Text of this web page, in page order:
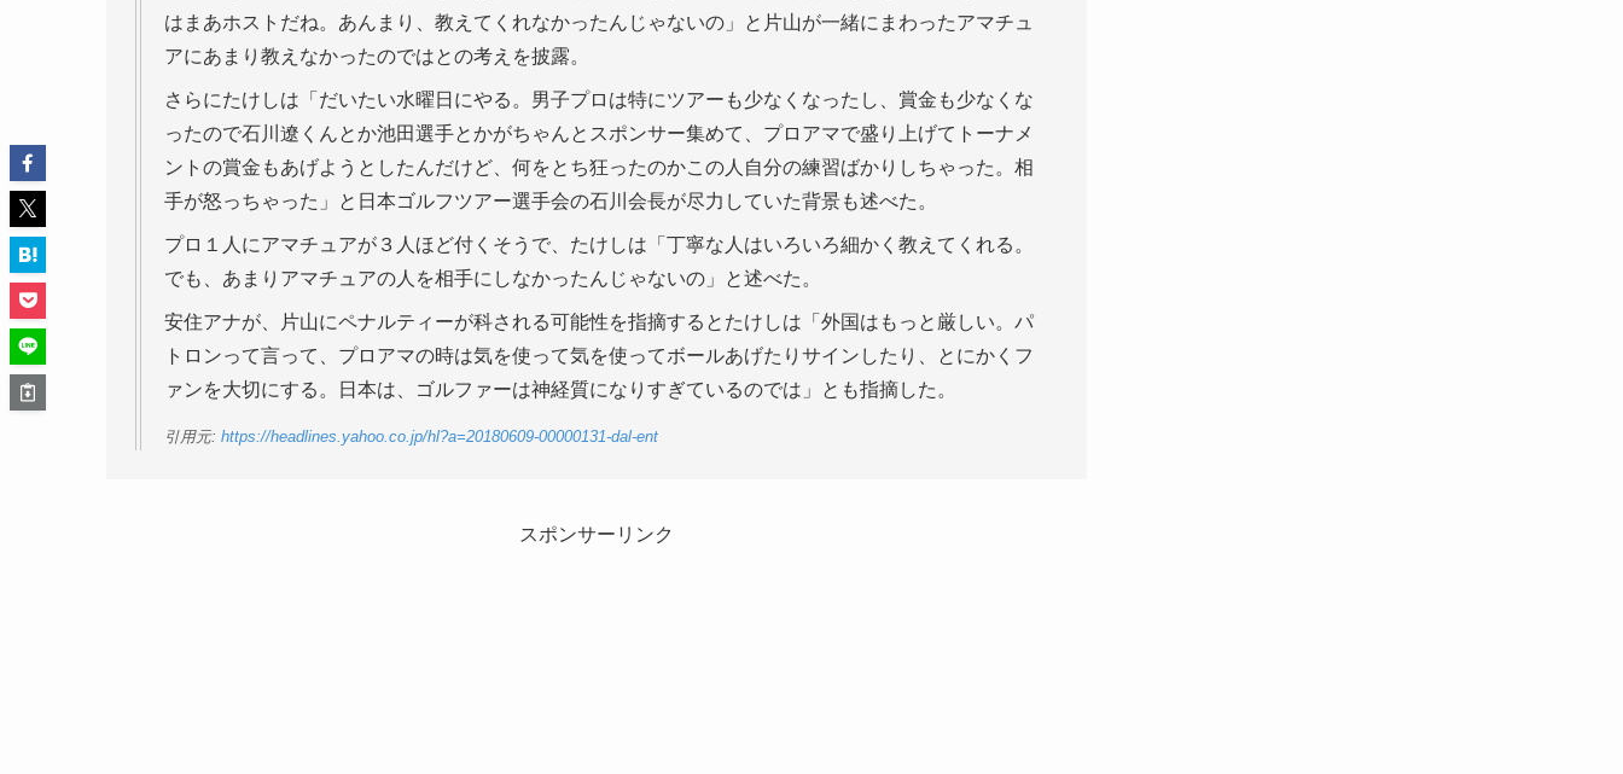
はまあホストだね。あんまり、教えてくれなかったんじゃないの」と片山が一緒にまわったアマチュ
アにあまり教えなかったのではとの考えを披露。
さらにたけしは「だいたい水曜日にやる。男子プロは特にツアーも少なくなったし、賞金も少なくな
ったので石川遼くんとか池田選手とかがちゃんとスポンサー集めて、プロアマで盛り上げてトーナメ
ントの賞金もあげようとしたんだけど、何をとち狂ったのかこの人自分の練習ばかりしちゃった。相
手が怒っちゃった」と日本ゴルフツアー選手会の石川会長が尽力していた背景も述べた。
プロ１人にアマチュアが３人ほど付くそうで、たけしは「丁寧な人はいろいろ細かく教えてくれる。
でも、あまりアマチュアの人を相手にしなかったんじゃないの」と述べた。
安住アナが、片山にペナルティーが科される可能性を指摘するとたけしは「外国はもっと厳しい。パ
トロンって言って、プロアマの時は気を使って気を使ってボールあげたりサインしたり、とにかくフ
ァンを大切にする。日本は、ゴルファーは神経質になりすぎているのでは」とも指摘した。
引用元: https://headlines.yahoo.co.jp/hl?a=20180609-00000131-dal-ent
スポンサーリンク